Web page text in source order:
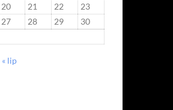
20 21 22
23
27 28 29
30
« lip